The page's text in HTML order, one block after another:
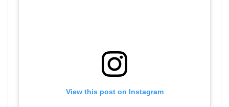
View this post on Instagram